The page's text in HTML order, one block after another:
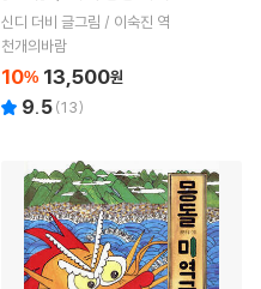
신디 더비 글그림 / 이숙진 역
천개의바람
10% 13,500원
9.5(13)